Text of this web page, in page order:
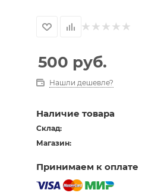
500 руб.
Нашли дешевле?
Наличие товара
Склад:
Магазин:
Принимаем к оплате